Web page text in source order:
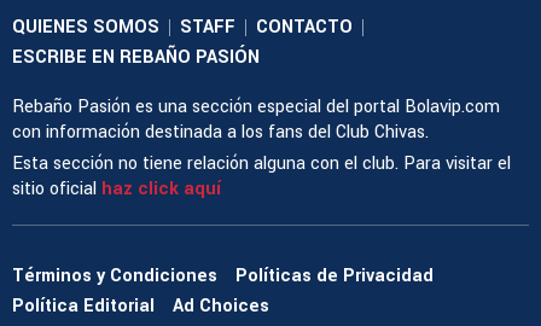
QUIENES SOMOS | STAFF | CONTACTO |
ESCRIBE EN REBAÑO PASIÓN
Rebaño Pasión es una sección especial del portal Bolavip.com
con información destinada a los fans del Club Chivas.
Esta sección no tiene relación alguna con el club. Para visitar el
sitio oficial haz click aquí
Términos y Condiciones
Políticas de Privacidad
Política Editorial
Ad Choices